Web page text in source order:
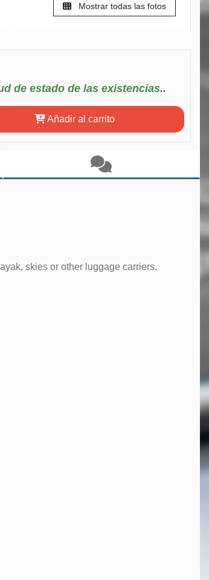
Mostrar todas las fotos
de estado de las existencias..
Añadir al carrito
skies or other luggage carriers.